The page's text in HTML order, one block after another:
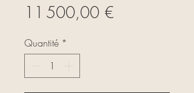
11 500,00 €
Quantité *